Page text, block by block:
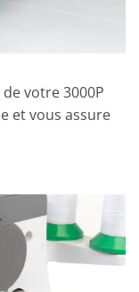
votre 3000P
et vous assure